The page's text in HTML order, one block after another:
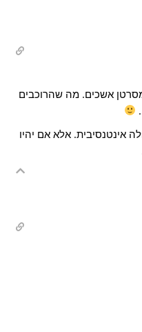
שנים החלים מסרטן אשכים. מה שהרוכבים
אינטנסיבית. אלא אם יהיו